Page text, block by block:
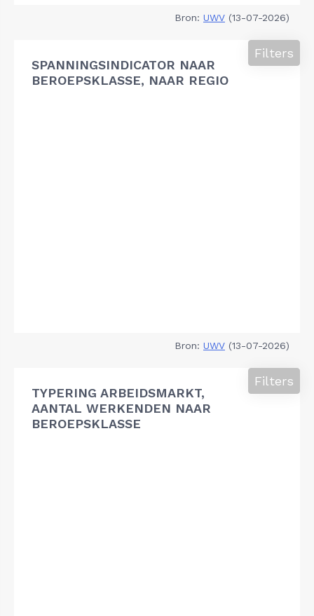
Bron: UWV (13-07-2026)
SPANNINGSINDICATOR NAAR
BEROEPSKLASSE, NAAR REGIO
Filters
Bron: UWV (13-07-2026)
TYPERING ARBEIDSMARKT,
AANTAL WERKENDEN NAAR
BEROEPSKLASSE
Filters